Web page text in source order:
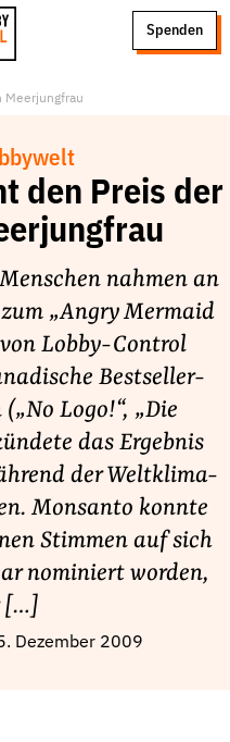
Spenden
Meerjungfrau
den Preis der
nahmen an
„Angry Mermaid
Lobby-Control
Bestseller-
Logo!“, „Die
das Ergebnis
der Weltklima-
Monsanto konnte
Stimmen auf sich
nominiert worden,
[…]
Dezember 2009